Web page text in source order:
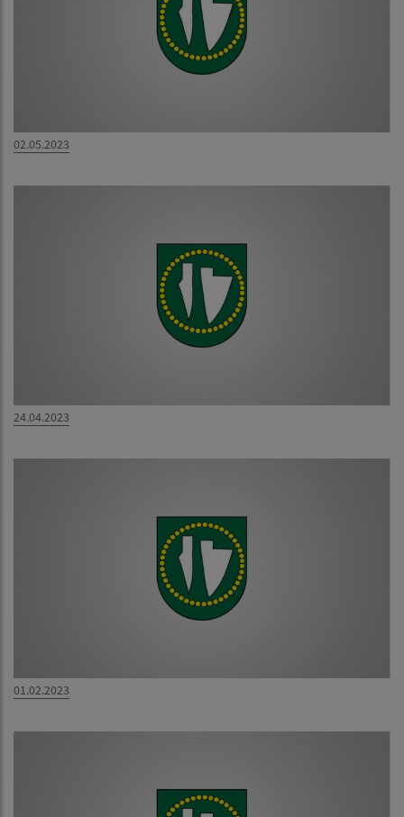
02.05.2023
24.04.2023
01.02.2023